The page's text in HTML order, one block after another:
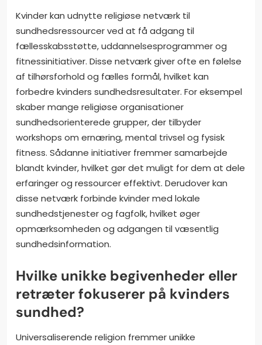
Kvinder kan udnytte religiøse netværk til
sundhedsressourcer ved at få adgang til
fællesskabsstøtte, uddannelsesprogrammer og
fitnessinitiativer. Disse netværk giver ofte en følelse
af tilhørsforhold og fælles formål, hvilket kan
forbedre kvinders sundhedsresultater. For eksempel
skaber mange religiøse organisationer
sundhedsorienterede grupper, der tilbyder
workshops om ernæring, mental trivsel og fysisk
fitness. Sådanne initiativer fremmer samarbejde
blandt kvinder, hvilket gør det muligt for dem at dele
erfaringer og ressourcer effektivt. Derudover kan
disse netværk forbinde kvinder med lokale
sundhedstjenester og fagfolk, hvilket øger
opmærksomheden og adgangen til væsentlig
sundhedsinformation.
Hvilke unikke begivenheder eller
retræter fokuserer på kvinders
sundhed?
Universaliserende religion fremmer unikke